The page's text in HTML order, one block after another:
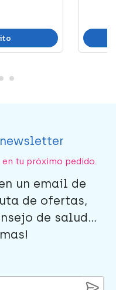
en tu próximo pedido.
un email de
de ofertas,
de salud...